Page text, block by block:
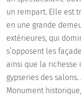
un rempart. Elle est
en une grande
extérieures, qui
s’opposent les
ainsi que la richesse
gypseries des
Monument